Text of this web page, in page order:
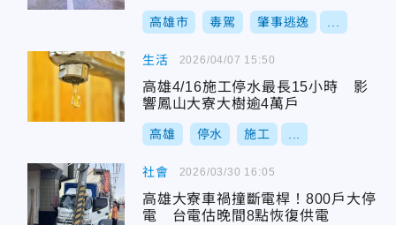
高雄市 毒駕 肇事逃逸
生活
高雄4/16施工停水最長15小時 影
響鳳山大寮大樹逾4萬戶
高雄 停水 施工
2026/04/07 15:50
社會
高雄大寮車禍撞斷電桿！800戶大停
電 台電估晚間8點恢復供電
2026/03/30 16:05